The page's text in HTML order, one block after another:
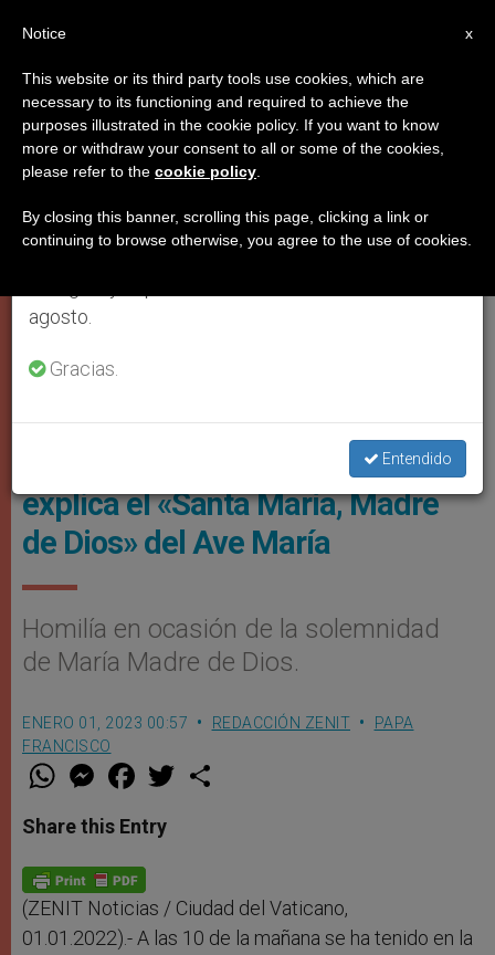
PAPA FRANCISCO
Así es como Papa Francisco
explica el «Santa María, Madre
de Dios» del Ave María
Homilía en ocasión de la solemnidad
de María Madre de Dios.
ENERO 01, 2023 00:57 REDACCIÓN ZENIT
PAPA
FRANCISCO
W
t
s
p
p
M
e
s
e
g
e
r
F
a
e
b
o
k
w
Share this Entry
(ZENIT Noticias / Ciudad del Vaticano,
01.01.2022).- A las 10 de la mañana se ha tenido en la
×
Aviso importante
Del 27 de julio al 7 de agosto haremos la pausa
anual, aprovechando que en el periodo de verano
se generan menos informaciones y también el
agosto.
Gracias.
Entendido
x
Notice
This website or its third party tools use cookies, which are
necessary to its functioning and required to achieve the
purposes illustrated in the cookie policy. If you want to know
more or withdraw your consent to all or some of the cookies,
please refer to the cookie policy
By closing this banner, scrolling this page, clicking a link or
continuing to browse otherwise, you agree to the use of cookies.